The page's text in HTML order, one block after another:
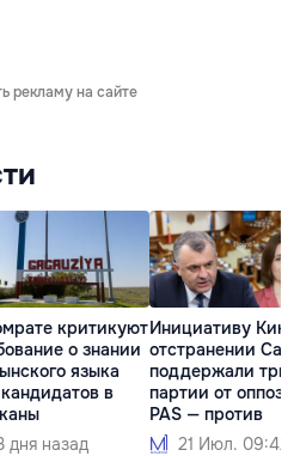
рекламу на сайте
критикуют
о знании
языка
в
дня назад
Инициативу Кику
отстранении
поддержали три
партии от
PAS — против
21 Июл. 09:42